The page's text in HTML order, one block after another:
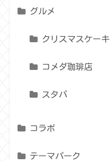
グルメ
クリスマスケーキ
コメダ珈琲店
スタバ
コラボ
テーマパーク